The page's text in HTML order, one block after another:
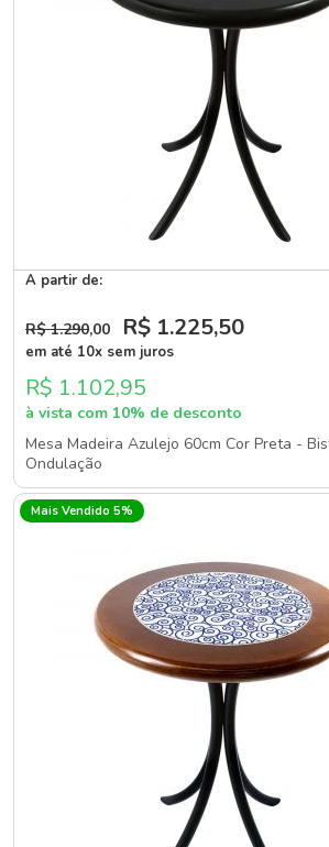
A partir de:
R$ 1.290,00 R$ 1.225,50
em até 10x sem juros
R$ 1.102,95
à vista com 10% de desconto
Mesa Madeira Azulejo 60cm Cor Preta -
Ondulação
Mais Vendido 5%